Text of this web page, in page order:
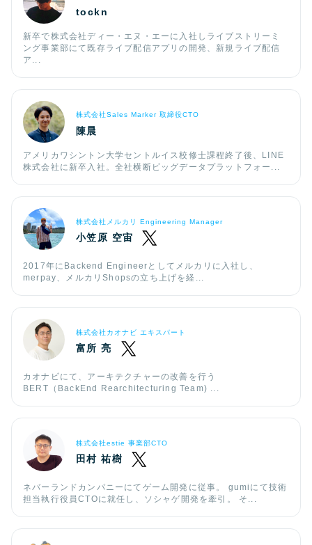
tockn
新卒で株式会社ディー・エヌ・エーに入社しライブストリーミ
ング事業部にて既存ライブ配信アプリの開発、新規ライブ配信
ア...
株式会社Sales Marker 取締役CTO
陳晨
アメリカワシントン大学セントルイス校修士課程終了後、LINE
株式会社に新卒入社。全社横断ビッグデータプラットフォー...
株式会社メルカリ Engineering Manager
小笠原 空宙
2017年にBackend Engineerとしてメルカリに入社し、
merpay、メルカリShopsの立ち上げを経...
株式会社カオナビ エキスパート
富所 亮
カオナビにて、アーキテクチャーの改善を行う
BERT（BackEnd Rearchitecturing Team) ...
株式会社estie 事業部CTO
田村 祐樹
ネバーランドカンパニーにてゲーム開発に従事。 gumiにて技術
担当執行役員CTOに就任し、ソシャゲ開発を牽引。 そ...